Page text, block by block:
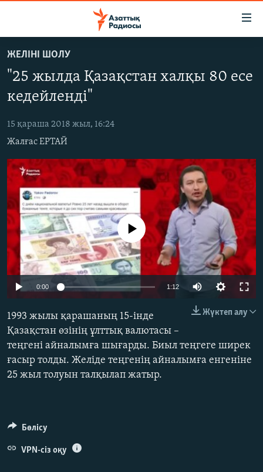
to
main
content
to
Skip
to
Search
САЯСАТ
AZATTYQTV
ҚАҢТАР ОҚИҒАСЫ
АДАМ ҚҰҚЫҚТАРЫ
ӘЛЕУМЕТ
ӘЛЕМ
АРНАЙЫ ЖОБАЛАР
Русский
ЖАЗЫЛЫҢЫЗ
Басқа тілдерде
ЖЕЛІНІ ШОЛУ
"25 жылда Қазақстан халқы 80 есе
кедейленді"
15 қараша 2018 жыл, 16:24
Жалғас ЕРТАЙ
No media source currently available
0:00 1:12
Жүктеп алу
1993 жылы қарашаның 15-інде
Қазақстан өзінің ұлттық валютасы –
теңгені айналымға шығарды. Биыл теңгеге ширек
ғасыр толды. Желіде теңгенің айналымға енгеніне
25 жыл толуын талқылап жатыр.
Бөлісу
VPN-сіз оқу